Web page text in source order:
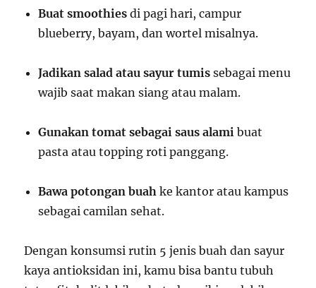
Buat smoothies di pagi hari, campur
blueberry, bayam, dan wortel misalnya.
Jadikan salad atau sayur tumis sebagai menu
wajib saat makan siang atau malam.
Gunakan tomat sebagai saus alami buat
pasta atau topping roti panggang.
Bawa potongan buah ke kantor atau kampus
sebagai camilan sehat.
Dengan konsumsi rutin 5 jenis buah dan sayur
kaya antioksidan ini, kamu bisa bantu tubuh